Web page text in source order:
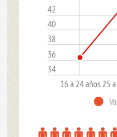
34
36
38
40
42
16 a 24 años 25